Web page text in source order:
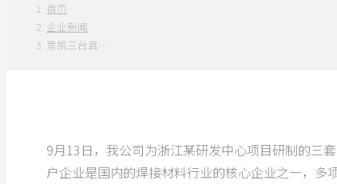
首页
企业新闻
意凯三台真…
9月13日，我公司为浙江某研发中心项目研制的三
户企业是国内的焊接材料行业的核心企业之一，